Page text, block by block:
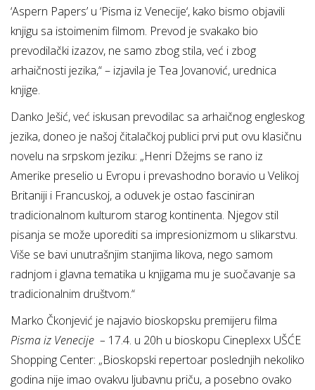
‘Aspern Papers’ u ‘Pisma iz Venecije‘, kako bismo objavili
knjigu sa istoimenim filmom. Prevod je svakako bio
prevodilački izazov, ne samo zbog stila, već i zbog
arhaičnosti jezika,“ – izjavila je Tea Jovanović, urednica
knjige.
Danko Ješić, već iskusan prevodilac sa arhaičnog engleskog
jezika, doneo je našoj čitalačkoj publici prvi put ovu klasičnu
novelu na srpskom jeziku: „Henri Džejms se rano iz
Amerike preselio u Evropu i prevashodno boravio u Velikoj
Britaniji i Francuskoj, a oduvek je ostao fasciniran
tradicionalnom kulturom starog kontinenta. Njegov stil
pisanja se može uporediti sa impresionizmom u slikarstvu.
Više se bavi unutrašnjim stanjima likova, nego samom
radnjom i glavna tematika u knjigama mu je suočavanje sa
tradicionalnim društvom.“
Marko Čkonjević je najavio bioskopsku premijeru filma
Pisma iz Venecije – 17.4. u 20h u bioskopu Cineplexx UŠĆE
Shopping Center: „Bioskopski repertoar poslednjih nekoliko
godina nije imao ovakvu ljubavnu priču, a posebno ovako